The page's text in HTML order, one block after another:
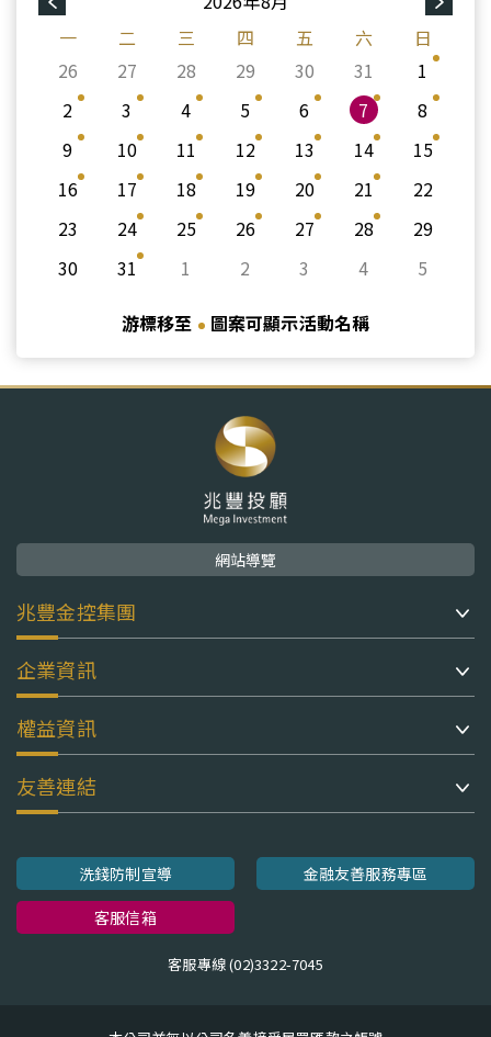
一
二 三 四 五 六
日
26
27 28 29 30 31
1
2
3 4 5 6 7
8
9
10 11 12 13 14
15
16
17 18 19 20 21
22
23
24 25 26 27 28
29
30
31 1 2 3 4 5
游標移至 圖案可顯示活動名稱
網站導覽
兆豐金控集團
企業資訊
權益資訊
友善連結
洗錢防制宣導
金融友善服務專區
客服信箱
客服專線 (02)3322-7045